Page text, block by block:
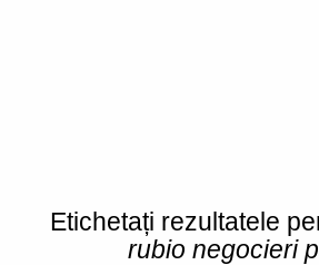
Etichetați rezultatele
rubio negocieri